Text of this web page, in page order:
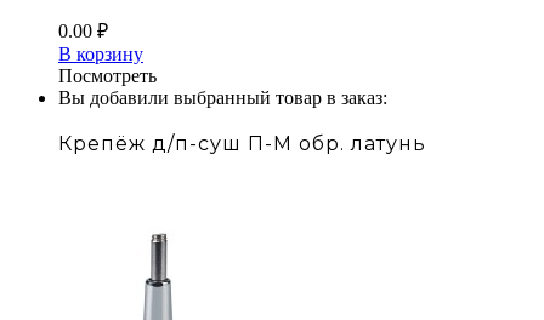
0.00 ₽
В корзину
Посмотреть
Вы добавили выбранный товар в заказ:
Крепёж д/п-суш П-М обр. латунь